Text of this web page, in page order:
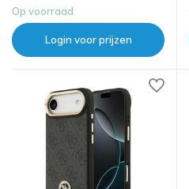
Op voorraad
Login voor prijzen